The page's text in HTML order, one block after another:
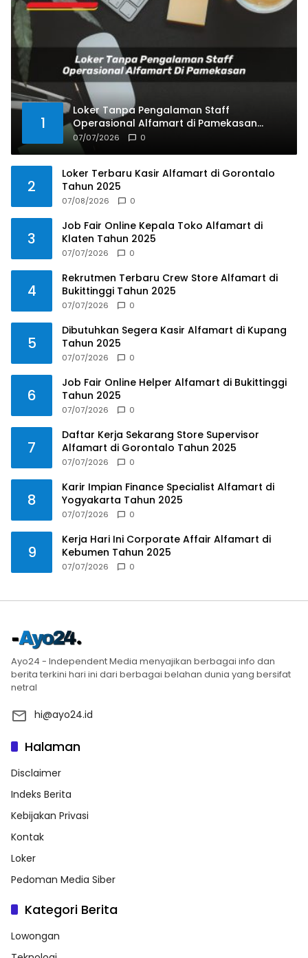
1
Loker Tanpa Pengalaman Staff
Operasional Alfamart di Pamekasan
Tahun 2025
07/07/2026 0
2
Loker Terbaru Kasir Alfamart di Gorontalo
Tahun 2025
07/08/2026 0
3
Job Fair Online Kepala Toko Alfamart di
Klaten Tahun 2025
07/07/2026 0
4
Rekrutmen Terbaru Crew Store Alfamart di
Bukittinggi Tahun 2025
07/07/2026 0
5
Dibutuhkan Segera Kasir Alfamart di Kupang
Tahun 2025
07/07/2026 0
6
Job Fair Online Helper Alfamart di Bukittinggi
Tahun 2025
07/07/2026 0
7
Daftar Kerja Sekarang Store Supervisor
Alfamart di Gorontalo Tahun 2025
07/07/2026 0
8
Karir Impian Finance Specialist Alfamart di
Yogyakarta Tahun 2025
07/07/2026 0
9
Kerja Hari Ini Corporate Affair Alfamart di
Kebumen Tahun 2025
07/07/2026 0
Ayo24 - Independent Media menyajikan berbagai info dan
berita terkini hari ini dari berbagai belahan dunia yang bersifat
netral
hi@ayo24.id
Halaman
Disclaimer
Indeks Berita
Kebijakan Privasi
Kontak
Loker
Pedoman Media Siber
Kategori Berita
Lowongan